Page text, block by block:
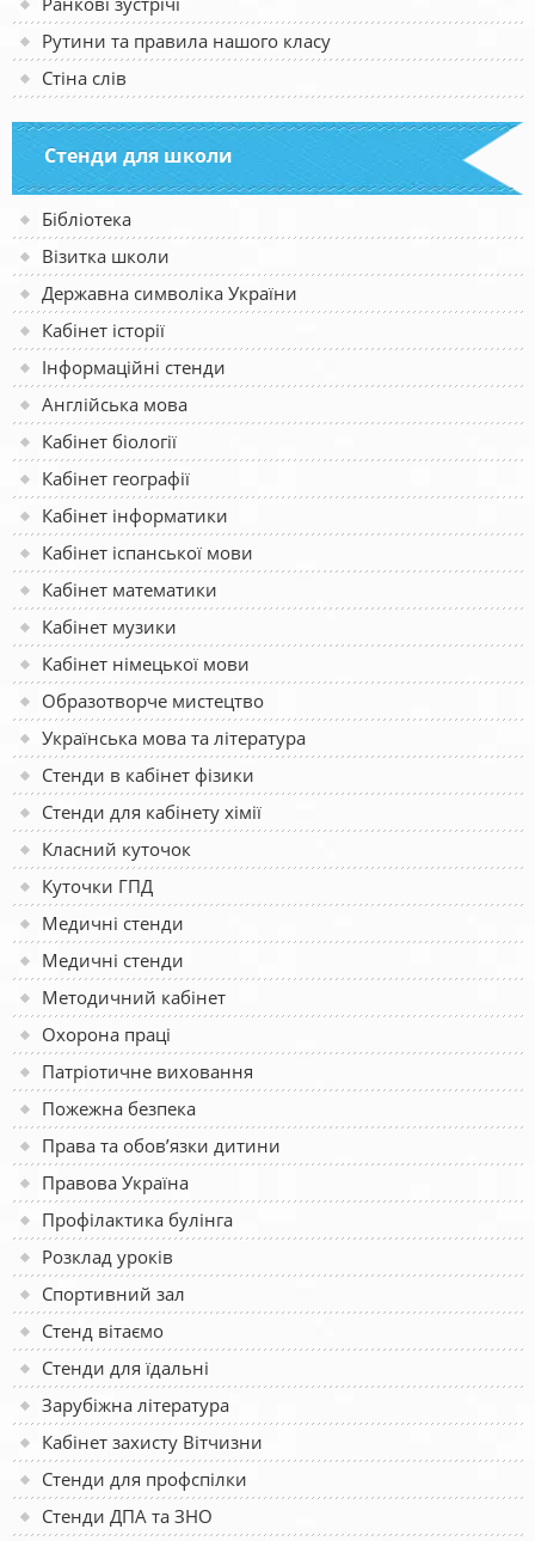
Рутини та правила нашого класу
Стіна слів
Стенди для школи
Бібліотека
Візитка школи
Державна символіка України
Кабінет історії
Інформаційні стенди
Англійська мова
Кабінет біології
Кабінет географії
Кабінет інформатики
Кабінет іспанської мови
Кабінет математики
Кабінет музики
Кабінет німецької мови
Образотворче мистецтво
Українська мова та література
Стенди в кабінет фізики
Стенди для кабінету хімії
Класний куточок
Куточки ГПД
Медичні стенди
Медичні стенди
Методичний кабінет
Охорона праці
Патріотичне виховання
Пожежна безпека
Права та обов’язки дитини
Правова Україна
Профілактика булінга
Розклад уроків
Спортивний зал
Стенд вітаємо
Стенди для їдальні
Зарубіжна література
Кабінет захисту Вітчизни
Стенди для профспілки
Стенди ДПА та ЗНО